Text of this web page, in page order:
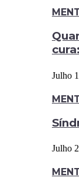
Julho
Julho